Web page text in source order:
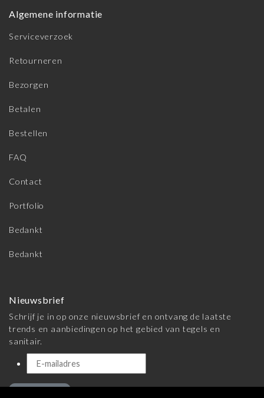
Algemene informatie
Serviceverzoek
Retourneren
Bezorgen
Betalen
Bestellen
FAQ
Contact
Portfolio
Bedankt
Bedankt
Nieuwsbrief
Schrijf je in op onze nieuwsbrief en ontvang de laatste
trends en aanbiedingen op het gebied van tegels en
sanitair.